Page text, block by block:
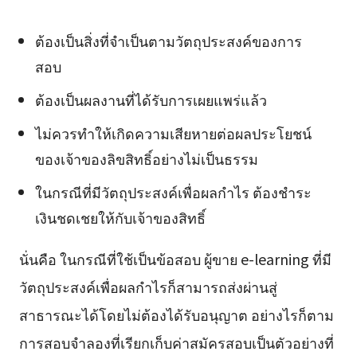
ต้องเป็นสิ่งที่จำเป็นตามวัตถุประสงค์ของการ
สอบ
ต้องเป็นผลงานที่ได้รับการเผยแพร่แล้ว
ไม่ควรทำให้เกิดความเสียหายต่อผลประโยชน์
ของเจ้าของลิขสิทธิ์อย่างไม่เป็นธรรม
ในกรณีที่มีวัตถุประสงค์เพื่อผลกำไร ต้องชำระ
เงินชดเชยให้กับเจ้าของสิทธิ์
นั่นคือ ในกรณีที่ใช้เป็นข้อสอบ ผู้ขาย e-learning ที่มี
วัตถุประสงค์เพื่อผลกำไรก็สามารถส่งผ่านสู่
สาธารณะได้โดยไม่ต้องได้รับอนุญาต อย่างไรก็ตาม
การสอบจำลองที่เรียกเก็บค่าสมัครสอบเป็นตัวอย่างที่